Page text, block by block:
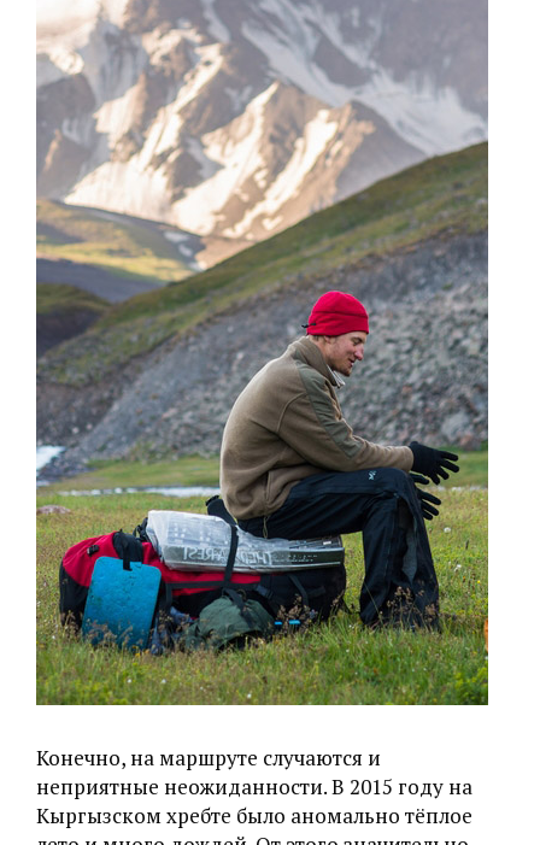
Конечно, на маршруте случаются и
неприятные неожиданности. В 2015 году на
Кыргызском хребте было аномально тёплое